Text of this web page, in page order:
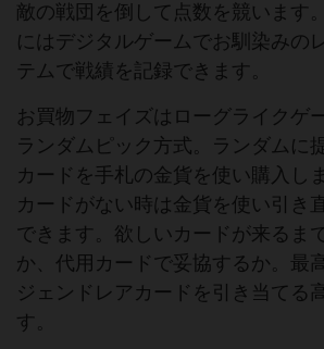
敵の戦団を倒して点数を競います
にはデジタルゲームでお馴染みの
テムで戦績を記録できます。
お買物フェイズはローグライクゲ
ランダムピック方式。ランダムに
カードを手札の金貨を使い購入し
カードがない時は金貨を使い引き
できます。欲しいカードが来るま
か、代用カードで妥協するか。最
ジェンドレアカードを引き当てる
す。